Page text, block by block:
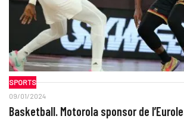
SPORTS
09/01/2024
Basketball. Motorola sponsor de